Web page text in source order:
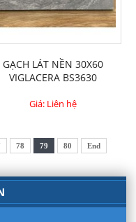
GẠCH LÁT NỀN 30X60
VIGLACERA BS3630
Giá: Liên hệ
78 79 80 End